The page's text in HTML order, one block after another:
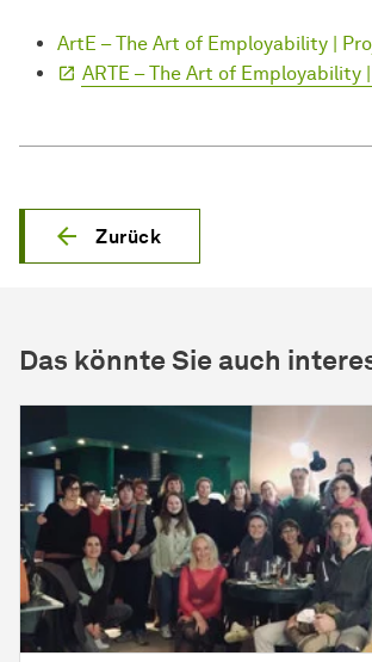
ArtE – The Art of Employability |
ARTE – The Art of Employability
Zurück
Das könnte Sie auch